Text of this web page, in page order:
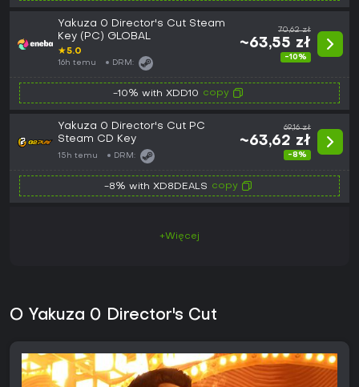
Yakuza 0 Director's Cut Steam
Key (PC) GLOBAL
★5.0
16h temu DRM:
70,62 zł
~63,55 zł
-10%
-10% with XDD10 copy
Yakuza 0 Director's Cut PC
Steam CD Key
15h temu DRM:
69,16 zł
~63,62 zł
-8%
-8% with XD8DEALS copy
+Więcej
O Yakuza 0 Director's Cut